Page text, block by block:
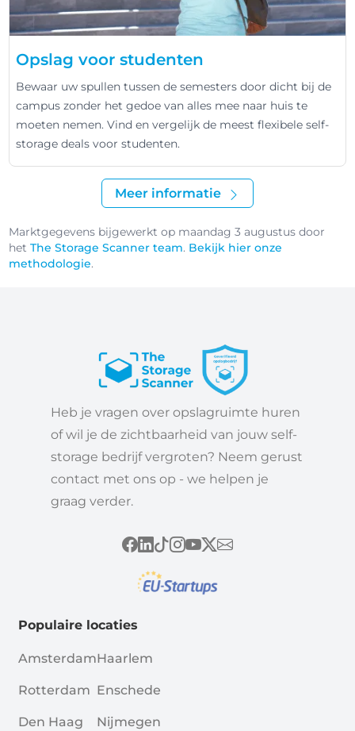
Opslag voor studenten
Bewaar uw spullen tussen de semesters door dicht bij de
campus zonder het gedoe van alles mee naar huis te
moeten nemen. Vind en vergelijk de meest flexibele self-
storage deals voor studenten.
Meer informatie
Marktgegevens bijgewerkt op maandag 3 augustus door
hetThe Storage Scanner team. Bekijk hier onze
methodologie.
Heb je vragen over opslagruimte huren
of wil je de zichtbaarheid van jouw self-
storage bedrijf vergroten? Neem gerust
contact met ons op - we helpen je
graag verder.
Populaire locaties
Amsterdam
Rotterdam
Den Haag
Haarlem
Enschede
Nijmegen